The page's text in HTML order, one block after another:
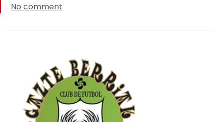
No comment